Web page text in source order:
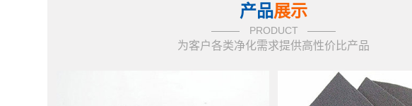
产品展示
PRODUCT
为客户各类净化需求提供高性价比产品